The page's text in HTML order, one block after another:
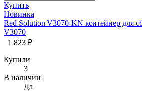
Купить
Новинка
Red Solution V3070-KN контейнер для
V3070
1 823 ₽
Купили
3
В наличии
Да